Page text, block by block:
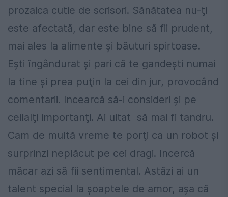
prozaica cutie de scrisori. Sănătatea nu-ţi
este afectată, dar este bine să fii prudent,
mai ales la alimente şi băuturi spirtoase.
Eşti îngândurat şi pari că te gandeşti numai
la tine şi prea puţin la cei din jur, provocând
comentarii. Incearcă să-i consideri şi pe
ceilalţi importanţi. Ai uitat să mai fi tandru.
Cam de multă vreme te porţi ca un robot şi
surprinzi neplăcut pe cei dragi. Incercă
măcar azi să fii sentimental. Astăzi ai un
talent special la şoaptele de amor, aşa că